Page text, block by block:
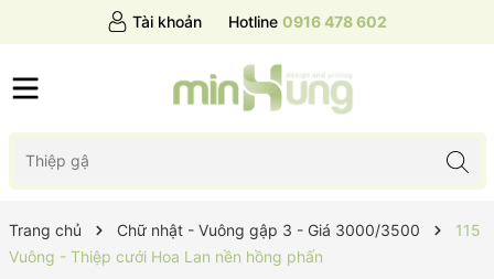
Tài khoản Hotline 0916 478 602
Trang chủ Chữ nhật - Vuông gập 3 - Giá 3000/3500
115
Vuông - Thiệp cưới Hoa Lan nền hồng phấn